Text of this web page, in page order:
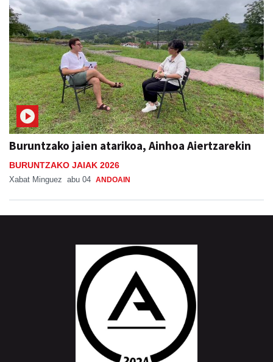
Buruntzako jaien atarikoa, Ainhoa Aiertzarekin
BURUNTZAKO JAIAK 2026
Xabat Minguez abu 04 ANDOAIN